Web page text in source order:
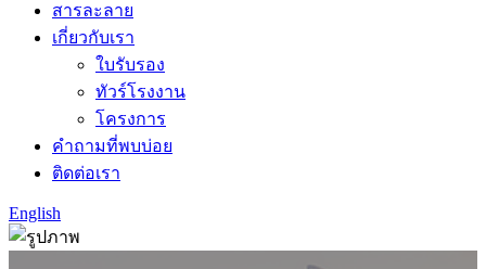
สารละลาย
เกี่ยวกับเรา
ใบรับรอง
ทัวร์โรงงาน
โครงการ
คำถามที่พบบ่อย
ติดต่อเรา
English